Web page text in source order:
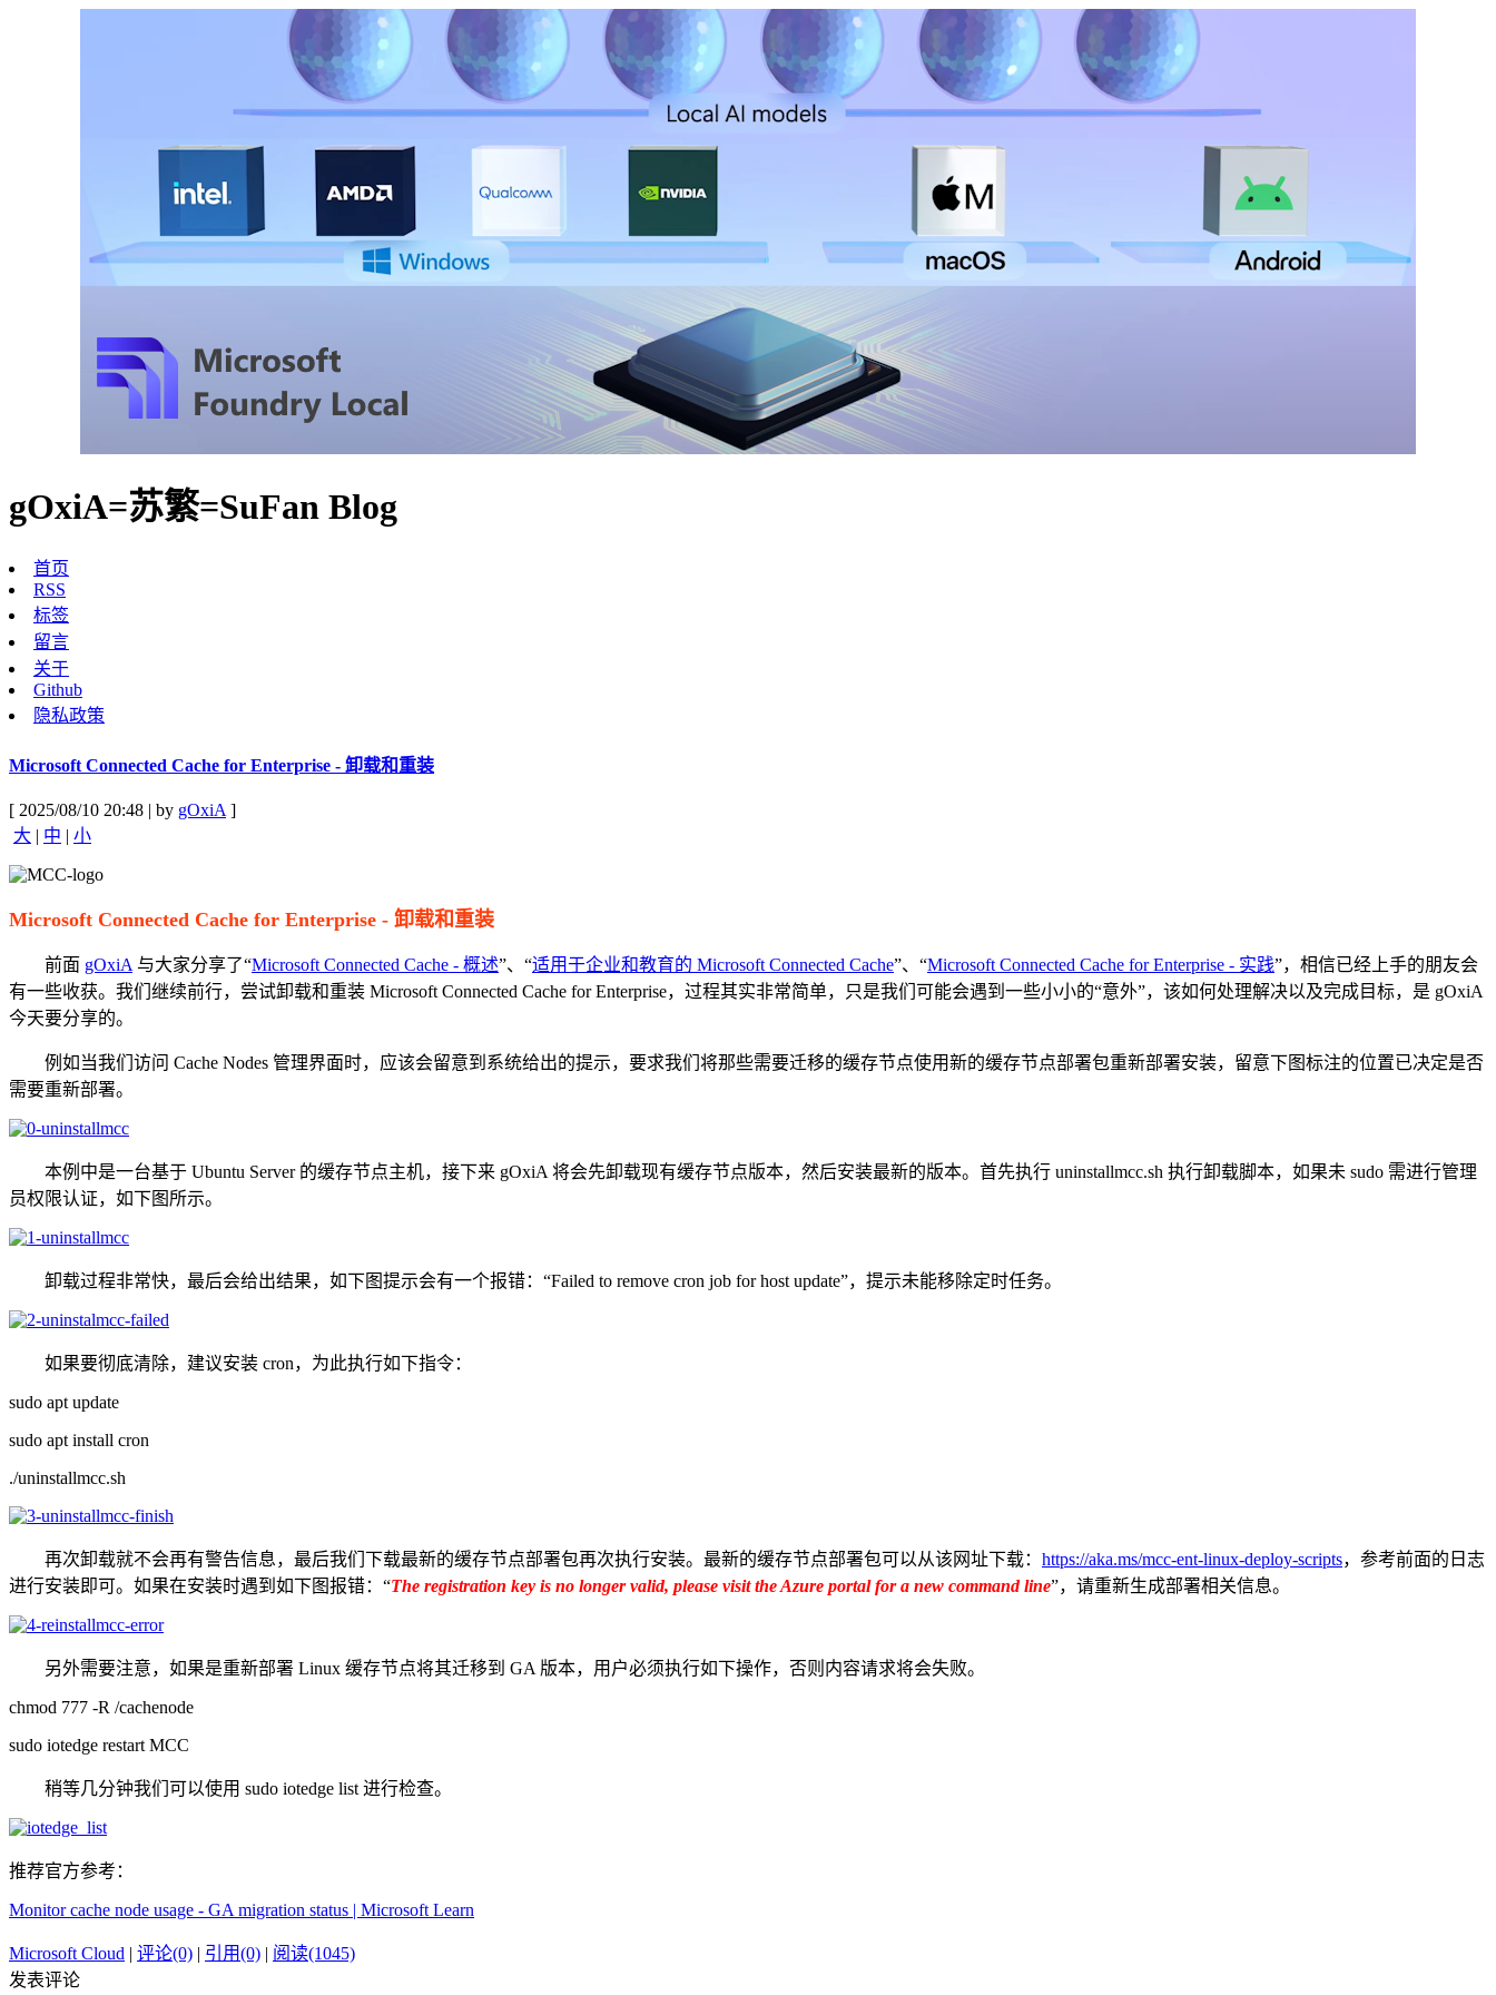
gOxiA=苏繁=SuFan Blog
首页
RSS
标签
留言
关于
Github
隐私政策
Microsoft Connected Cache for Enterprise - 卸载和重装
[ 2025/08/10 20:48 | by gOxiA]
大 | 中 | 小
Microsoft Connected Cache for Enterprise - 卸载和重装
前面 gOxiA与大家分享了“Microsoft Connected Cache - 概述”、“适用于企业和教育的 Microsoft Connected Cache”、“Microsoft Connected Cache for Enterprise - 实践”，相信已经上手的朋友会
有一些收获。我们继续前行，尝试卸载和重装 Microsoft Connected Cache for Enterprise，过程其实非常简单，只是我们可能会遇到一些小小的“意外”，该如何处理解决以及完成目标，是 gOxiA
今天要分享的。
例如当我们访问 Cache Nodes 管理界面时，应该会留意到系统给出的提示，要求我们将那些需要迁移的缓存节点使用新的缓存节点部署包重新部署安装，留意下图标注的位置已决定是否
需要重新部署。
本例中是一台基于 Ubuntu Server 的缓存节点主机，接下来 gOxiA 将会先卸载现有缓存节点版本，然后安装最新的版本。首先执行 uninstallmcc.sh 执行卸载脚本，如果未 sudo 需进行管理
员权限认证，如下图所示。
卸载过程非常快，最后会给出结果，如下图提示会有一个报错：“Failed to remove cron job for host update”，提示未能移除定时任务。
如果要彻底清除，建议安装 cron，为此执行如下指令：
sudo apt update
sudo apt install cron
./uninstallmcc.sh
再次卸载就不会再有警告信息，最后我们下载最新的缓存节点部署包再次执行安装。最新的缓存节点部署包可以从该网址下载： https://aka.ms/mcc-ent-linux-deploy-scripts，参考前面的日志
进行安装即可。如果在安装时遇到如下图报错：“The registration key is no longer valid, please visit the Azure portal for a new command line”，请重新生成部署相关信息。
另外需要注意，如果是重新部署 Linux 缓存节点将其迁移到 GA 版本，用户必须执行如下操作，否则内容请求将会失败。
chmod 777 -R /cachenode
sudo iotedge restart MCC
稍等几分钟我们可以使用 sudo iotedge list 进行检查。
推荐官方参考：
Monitor cache node usage - GA migration status | Microsoft Learn
Microsoft Cloud | 评论(0) | 引用(0) | 阅读(1045)
发表评论